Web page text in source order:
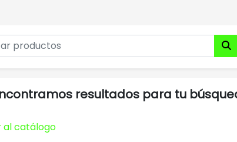
resultados para tu
al catálogo